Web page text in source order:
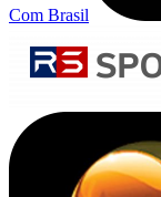
Com Brasil